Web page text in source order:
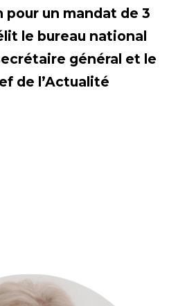
pour un mandat de 3
le bureau national
général et le
de l’Actualité